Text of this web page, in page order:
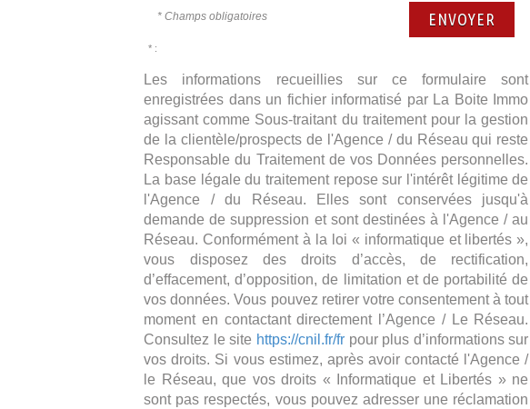
* Champs obligatoires ENVOYER
* :
Les informations recueillies sur ce formulaire sont
enregistrées dans un fichier informatisé par La Boite Immo
agissant comme Sous-traitant du traitement pour la gestion
de la clientèle/prospects de l'Agence / du Réseau qui reste
Responsable du Traitement de vos Données personnelles.
La base légale du traitement repose sur l'intérêt légitime de
l'Agence / du Réseau. Elles sont conservées jusqu'à
demande de suppression et sont destinées à l'Agence / au
Réseau. Conformément à la loi « informatique et libertés »,
vous disposez des droits d’accès, de rectification,
d’effacement, d’opposition, de limitation et de portabilité de
vos données. Vous pouvez retirer votre consentement à tout
moment en contactant directement l’Agence / Le Réseau.
Consultez le site https://cnil.fr/frpour plus d’informations sur
vos droits. Si vous estimez, après avoir contacté l'Agence /
le Réseau, que vos droits « Informatique et Libertés » ne
sont pas respectés, vous pouvez adresser une réclamation